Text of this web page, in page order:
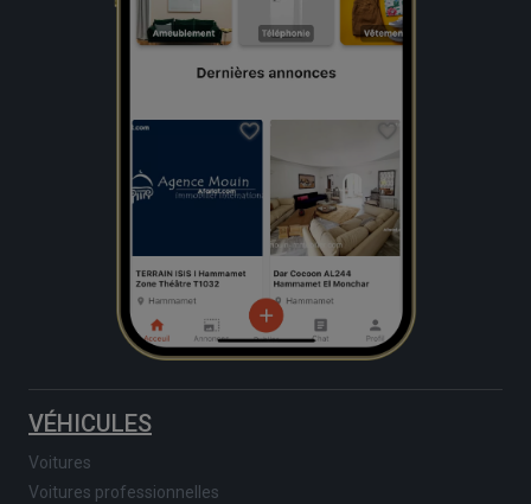
VÉHICULES
Voitures
Voitures professionnelles